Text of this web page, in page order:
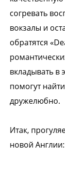
согревать
вокзалы и
обратятся
вкладывать в
помогут
дружелюбно.
Итак,
новой Англии: